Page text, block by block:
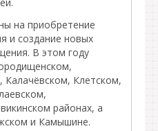
на приобретение
и создание новых
В этом году
Клетском,
районах, а
и Камышине.